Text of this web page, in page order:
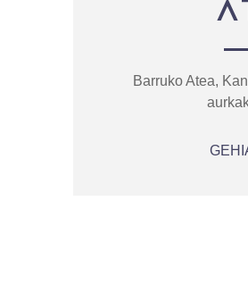
Barruko Atea,